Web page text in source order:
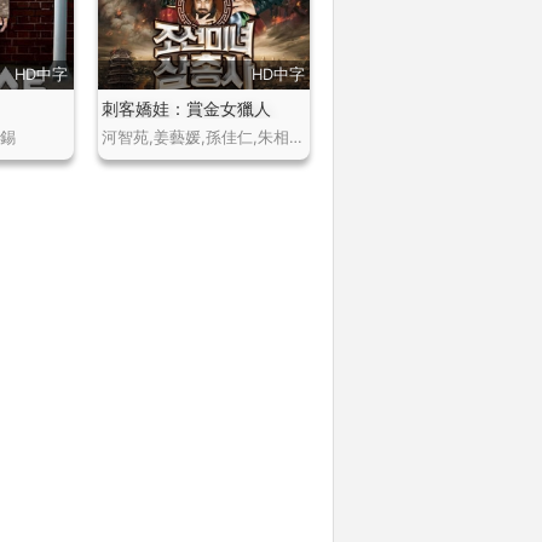
HD中字 HD中字
刺客嬌娃：賞金女獵人
河智苑,姜藝媛,孫佳仁,朱相昱,高昌錫